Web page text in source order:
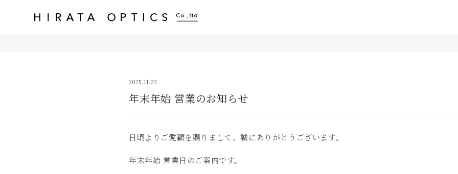
2025.11.23
年末年始 営業のお知らせ
日頃よりご愛顧を賜りまして、誠にありがとうございます。
年末年始 営業日のご案内です。